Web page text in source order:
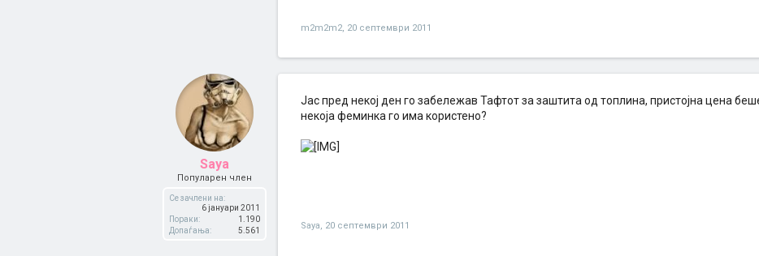
m2m2m2, 20 септември 2011
Saya
Популарен член
Се зачлени на:
6 јануари 2011
Пораки:
1.190
Допаѓања:
5.561
Јас пред некој ден го забележав Тафтот за заштита од топлина, пристојна цена
некоја феминка го има користено?
Saya, 20 септември 2011